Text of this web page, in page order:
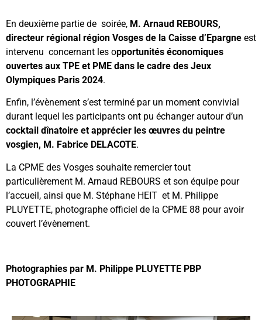
En deuxième partie de soirée, M. Arnaud REBOURS,
directeur régional région Vosges de la Caisse d’Epargne est
intervenu concernant les opportunités économiques
ouvertes aux TPE et PME dans le cadre des Jeux
Olympiques Paris 2024.
Enfin, l’évènement s’est terminé par un moment convivial
durant lequel les participants ont pu échanger autour d’un
cocktail dînatoire et apprécier les œuvres du peintre
vosgien, M. Fabrice DELACOTE.
La CPME des Vosges souhaite remercier tout
particulièrement M. Arnaud REBOURS et son équipe pour
l’accueil, ainsi que M. Stéphane HEIT et M. Philippe
PLUYETTE, photographe officiel de la CPME 88 pour avoir
couvert l’évènement.
Photographies par M. Philippe PLUYETTE PBP
PHOTOGRAPHIE